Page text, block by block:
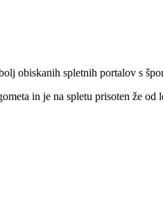
obiskanih spletnih portalov s
in je na spletu prisoten že od